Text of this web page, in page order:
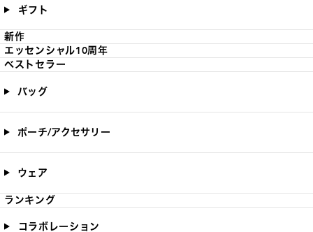
ギフト
新作
エッセンシャル10周年
ベストセラー
バッグ
ポーチ/アクセサリー
ウェア
ランキング
コラボレーション